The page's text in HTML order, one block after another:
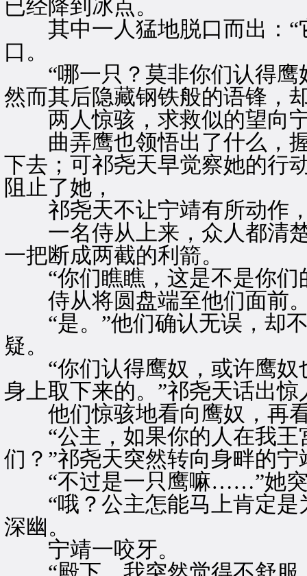
已经降到冰点。
其中一人猛地脱口而出：“
口。
“哪一只？莫非你们认得鹰
然而其后隐藏钢铁般的语锋，
两人惊骇，求救似的望向
曲弄鹰也领悟出了什么，握
下去；可祁尧天早觉察她的行
阻止了她，
祁尧天不让宁靖有所动作
一名侍从上来，众人都清楚
一把断成两截的利箭。
“你们瞧瞧，这是不是你们
侍从将圆盘端至他们面前
“是。”他们确认无误，却不
疑。
“你们认得鹰奴，或许鹰奴
身上取下来的。”祁尧天话出
他们惊骇地看向鹰奴，再看
“公主，如果你的人在我王
们？”祁尧天突然转向身畔的宁
“不过是一只鹰嘛……”她突
“哦？公主怎能马上肯定是
深幽。
宁靖一咬牙。